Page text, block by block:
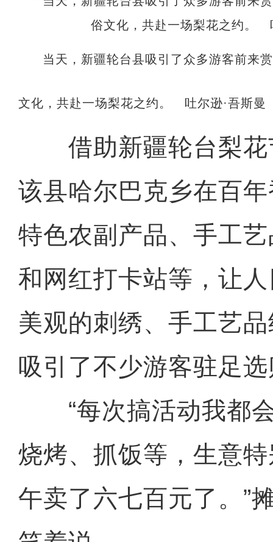
当天，新疆轮台县吸引了众多游客前来
文化，共赴一场梨花之约。 吐尔逊·吾斯
借助新疆轮台梨花
该县哈尔巴克乡在百
特色农副产品、手工
和网红打卡站等，让
美观的刺绣、手工艺
吸引了不少游客驻足
“每次搞活动我都会
烧烤、抓饭等，生意
午卖了六七百元了。”